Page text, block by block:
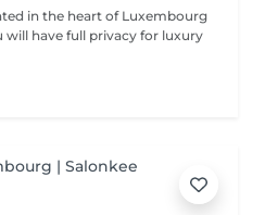
in the heart of Luxembourg